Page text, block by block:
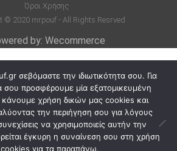
Όροι Χρήσης
© 2020 mrpouf - All Rights Resrved
by: Wecommerce
άδειο.
σεβόμαστε την ιδιωτικότητα σου. Για
προσφέρουμε μία εξατομικευμένη
κάνουμε χρήση δικών μας cookies και
την περιήγηση σου για λόγους
να χρησιμοποιείς αυτήν την
έγκυρη η συναίνεση σου στη χρήση
για τα παραπάνω.